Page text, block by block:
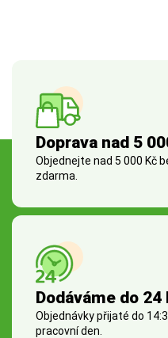
Doprava nad 5
Objednejte nad 5 000 Kč
zdarma.
Dodáváme do 24
Objednávky přijaté do
pracovní den.